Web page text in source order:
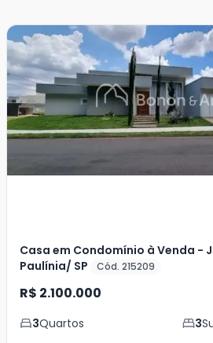
Casa em Condomínio à Venda -
Paulínia/ SP
Cód. 215209
R$ 2.100.000
3Quartos 3